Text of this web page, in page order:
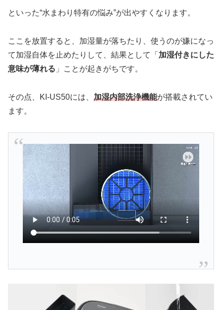
といった“水まわり特有の悩み”が出やすくなります。
ここを放置すると、加湿量が落ちたり、使うのが嫌になっ
て加湿自体を止めたりして、結果として「 加湿付きにした
意味が薄れる 」ことが起きがちです。
その点、KI-US50には、 加湿内部洗浄機能が搭載されてい
ます。